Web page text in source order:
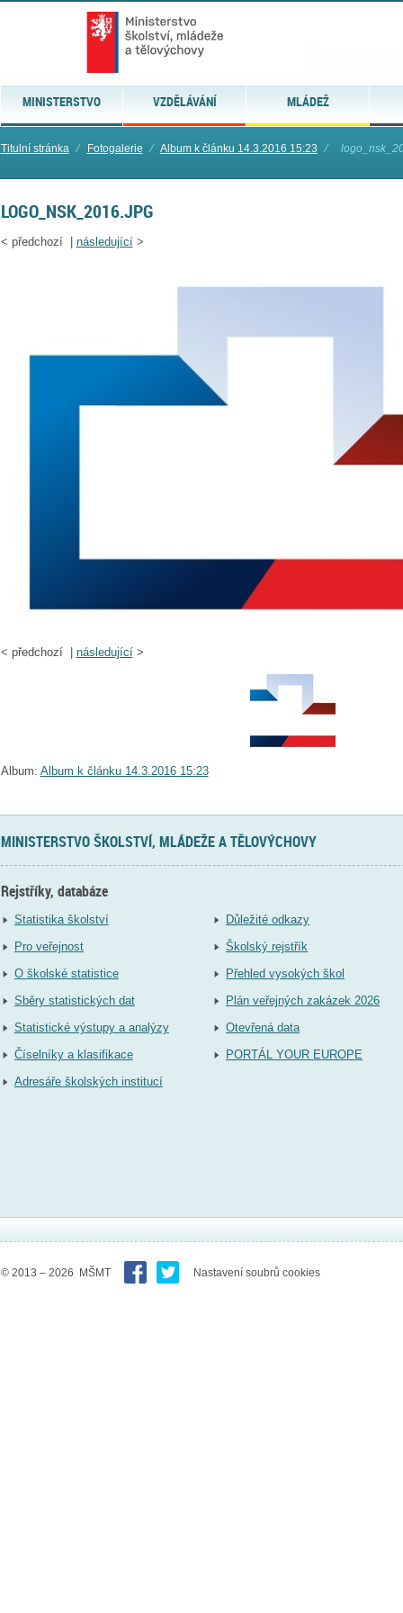
MINISTERSTVO VZDĚLÁVÁNÍ MLÁDEŽ
Titulní stránka ⁄ Fotogalerie ⁄ Album k článku 14.3.2016 15:23 ⁄
LOGO_NSK_2016.JPG
< předchozí | následující>
< předchozí | následující>
Album: Album k článku 14.3.2016 15:23
MINISTERSTVO ŠKOLSTVÍ, MLÁDEŽE A TĚLOVÝCHOVY
Rejstříky, databáze
Statistika školství
Pro veřejnost
O školské statistice
Sběry statistických dat
Statistické výstupy a analýzy
Číselníky a klasifikace
Adresáře školských institucí
Důležité odkazy
Školský rejstřík
Přehled vysokých škol
Plán veřejných zakázek 2026
Otevřená data
PORTÁL YOUR EUROPE
© 2013 – 2026 MŠMT Nastavení soubrů cookies